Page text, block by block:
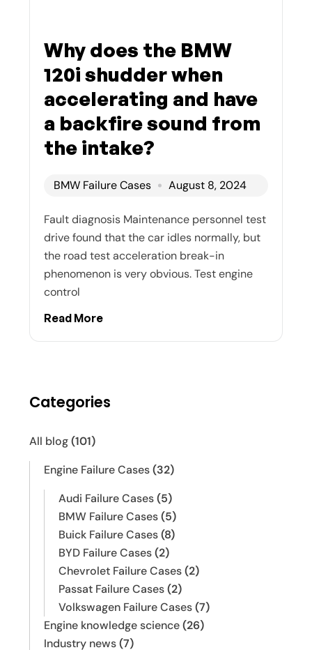
Why does the BMW
120i shudder when
accelerating and have
a backfire sound from
the intake?
BMW Failure Cases August 8, 2024
Fault diagnosis Maintenance personnel test
drive found that the car idles normally, but
the road test acceleration break-in
phenomenon is very obvious. Test engine
control
Read More
Categories
All blog(101)
Engine Failure Cases(32)
Audi Failure Cases(5)
BMW Failure Cases(5)
Buick Failure Cases(8)
BYD Failure Cases(2)
Chevrolet Failure Cases(2)
Passat Failure Cases(2)
Volkswagen Failure Cases(7)
Engine knowledge science(26)
Industry news(7)